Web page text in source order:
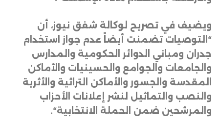
ويضيف في تصريح لوكالة شفق نيوز، أن
“التوصيات تضمنت أيضاً عدم جواز استخدام
جدران ومباني الدوائر الحكومية والمدارس
والجامعات والجوامع والحسينيات والأماكن
المقدسة والجسور والأماكن التراثية والأثرية
والنصب والتماثيل لنشر إعلانات الأحزاب
والمرشحين ضمن الحملة الانتخابية“.